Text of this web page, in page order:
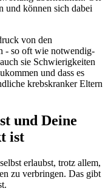
und können sich dabei
von den
- so oft wie notwendig-
sie Schwierigkeiten
und dass es
krebskranker Eltern
und Deine
ist
erlaubst, trotz allem,
zu verbringen. Das gibt